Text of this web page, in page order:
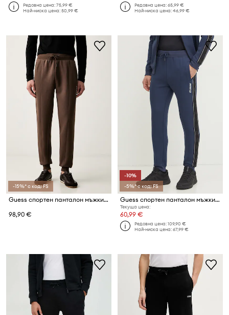
Редовна цена:75,99 €
Най-ниска цена:50,99 €
Редовна цена:65,99 €
Най-ниска цена:46,99 €
-15%* с код: FS
Guess спортен панталон мъжки с памук MICKEY
98,90 €
-10%
-5%* с код: FS
Guess спортен панталон мъжки с памук MICKEY
Текуща цена:
60,99 €
Редовна цена:109,90 €
Най-ниска цена:67,99 €